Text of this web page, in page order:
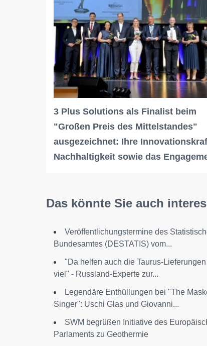
3 Plus Solutions als Finalist beim
"Großen Preis des Mittelstandes"
ausgezeichnet: Ihre
Nachhaltigkeit sowie das
Das könnte Sie auch
Veröffentlichungstermine des
Bundesamtes (DESTATIS) vom...
"Da helfen auch die Taurus-
viel" - Russland-Experte zur...
Legendäre Enthüllungen bei "The
Singer": Uschi Glas und Giovanni...
SWM begrüßen Initiative des
Parlaments zu Geothermie